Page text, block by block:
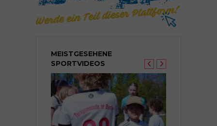
MEISTGESEHENE
SPORTVIDEOS